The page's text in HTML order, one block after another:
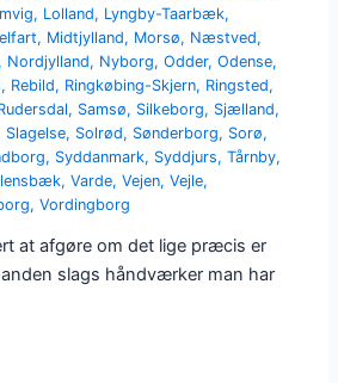
, Lolland, Lyngby-Taarbæk,
, Midtjylland, Morsø, Næstved,
, Nordjylland, Nyborg,Odder,Odense,
, Rebild, Ringkøbing-Skjern, Ringsted,
, Samsø, Silkeborg, Sjælland,
Slagelse, Solrød, Sønderborg, Sorø,
, Syddanmark, Syddjurs,Tårnby,
,Varde,Vejen,Vejle,
,Vordingborg
at afgøre om det lige præcis er
slags håndværker man har